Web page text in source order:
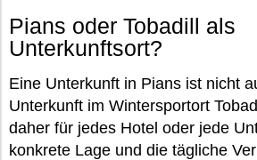
Pians oder Tobadill als
Unterkunftsort?
Eine Unterkunft in Pians ist nicht
Unterkunft im Wintersportort
daher für jedes Hotel oder jede
konkrete Lage und die tägliche